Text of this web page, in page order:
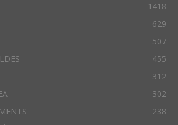
1418
629
507
455
312
302
238